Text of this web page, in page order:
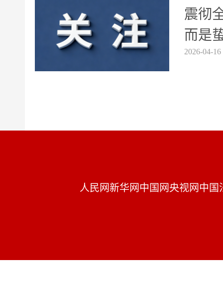
震彻
而是
2026-04-16
人民网 新华网 中国网 央视网 中国